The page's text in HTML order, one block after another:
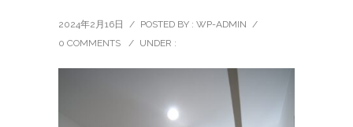
2024年2月16日 / POSTED BY : WP-ADMIN /
0 COMMENTS
/ UNDER :